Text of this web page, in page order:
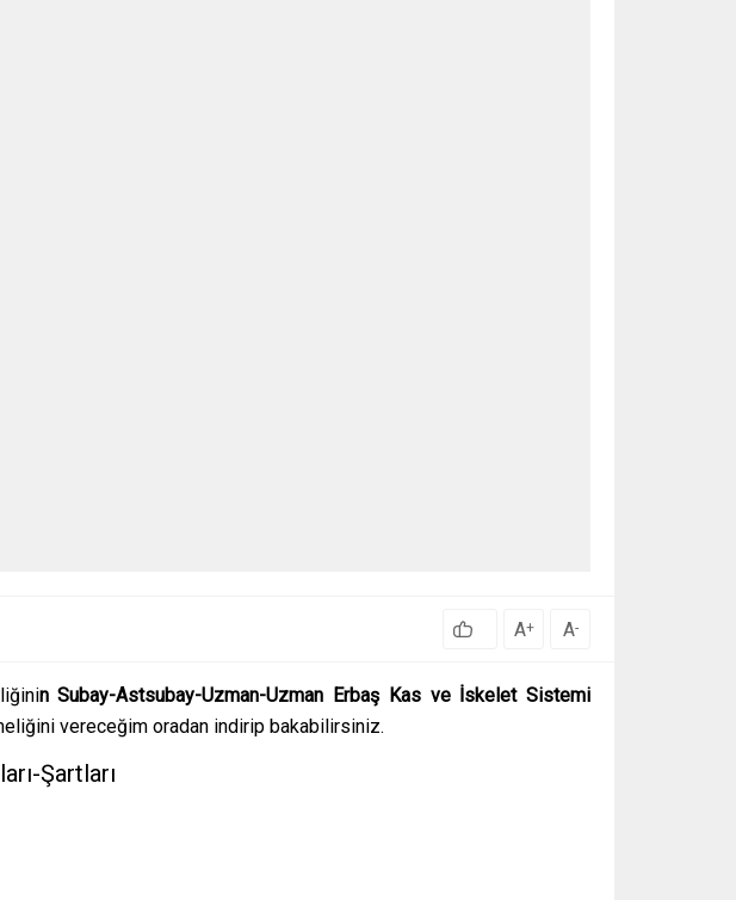
A+ A-
n Subay-Astsubay-Uzman-Uzman Erbaş Kas ve İskelet Sistemi
vereceğim oradan indirip bakabilirsiniz.
Şartları